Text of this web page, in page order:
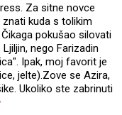
Za sitne novce
kuda s tolikim
pokušao silovati
nego Farizadin
Ipak, moj favorit je
jelte).Zove se Azira,
Ukoliko ste zabrinuti